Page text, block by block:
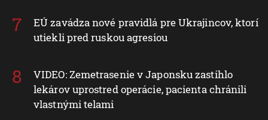
EÚ zavádza nové pravidlá pre Ukrajincov, ktorí
utiekli pred ruskou agresiou
VIDEO: Zemetrasenie v Japonsku zastihlo
lekárov uprostred operácie, pacienta chránili
vlastnými telami